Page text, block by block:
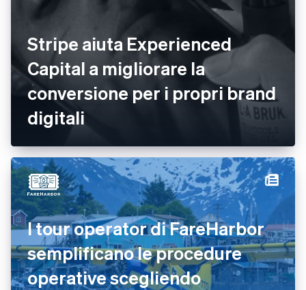
Stripe aiuta Experienced
Capital a migliorare la
conversione per i propri brand
digitali
I tour operator di FareHarbor
semplificano le procedure
operative scegliendo